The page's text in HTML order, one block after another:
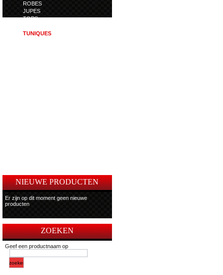
ROBES
JUPES
TOPS
TUNIQUES
NIEUWE PRODUCTEN
Er zijn op dit moment geen nieuwe
producten
ZOEKEN
Geef een productnaam op